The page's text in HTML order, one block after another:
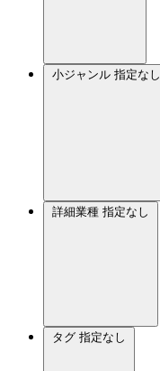
小ジャンル 指定なし
詳細業種 指定なし
タグ 指定なし